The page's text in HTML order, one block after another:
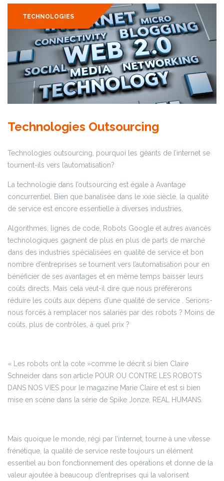
TECHNOLOGIES
Technologies Outsourcing
Technologies outsourcing, pourquoi les géants de l’internet se
tournent-ils vers l’automatisation?
La technologie dans l’outsourcing est égale à Avantage
concurrentiel. Bien que banalisée dans le xxie siècle, la qualité
de service est encore essentielle à diverses industries.
Algorithmes, lignes de code, Robots Google et autres avancés
technologiques gagnent de plus en plus de parts de marché
dans des industries spécialisées en qualité de service et bon
nombre d’entreprises se tournent vers l’automatisation pour en
bénéficier de ses avantages et en même temps baisser leurs
coûts directs. Mais cela veut-il dire que nous préférerons
réduire les coûts aux dépens d’une qualité de service . Serions-
nous forcés à remplacer nos salariés par des robots ? Moins de
coûts, plus de contrôles, à quel prix ?
« Les robots ont la cote »comme le décrit si bien Claire
Schneider dans son article POUR OU CONTRE LES ROBOTS
DANS NOS VIES pour le magazine Marie Claire et est si bien
mise en scène dans la série de Spike Jonze, REAL HUMANS.
Mais quoique le monde, régi par l’internet, tourne à une vitesse
frénétique, la qualité de service reste toujours un élément
essentiel au bon fonctionnement des opérations et donne de la
valeur ajoutée à beaucoup d’entreprises qui la valorisent